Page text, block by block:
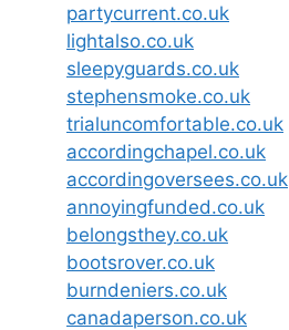
partycurrent.co.uk
lightalso.co.uk
sleepyguards.co.uk
stephensmoke.co.uk
trialuncomfortable.co.uk
accordingchapel.co.uk
accordingoversees.co.uk
annoyingfunded.co.uk
belongsthey.co.uk
bootsrover.co.uk
burndeniers.co.uk
canadaperson.co.uk